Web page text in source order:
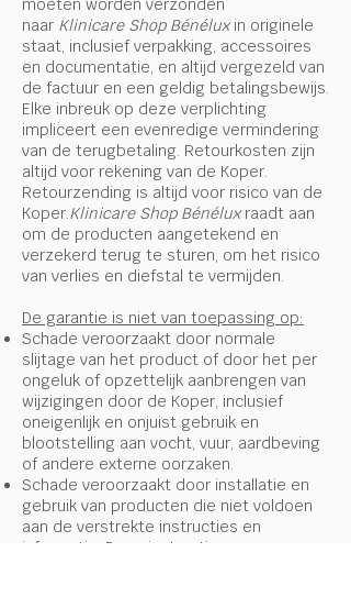
moeten worden verzonden
naar Klinicare Shop Bénélux in originele
staat, inclusief verpakking, accessoires
en documentatie, en altijd vergezeld van
de factuur en een geldig betalingsbewijs.
Elke inbreuk op deze verplichting
impliceert een evenredige vermindering
van de terugbetaling. Retourkosten zijn
altijd voor rekening van de Koper.
Retourzending is altijd voor risico van de
Koper.Klinicare Shop Bénélux raadt aan
om de producten aangetekend en
verzekerd terug te sturen, om het risico
van verlies en diefstal te vermijden.
De garantie is niet van toepassing op:
Schade veroorzaakt door normale
slijtage van het product of door het per
ongeluk of opzettelijk aanbrengen van
wijzigingen door de Koper, inclusief
oneigenlijk en onjuist gebruik en
blootstelling aan vocht, vuur, aardbeving
of andere externe oorzaken.
Schade veroorzaakt door installatie en
gebruik van producten die niet voldoen
aan de verstrekte instructies en
informatie. Deze instructies en